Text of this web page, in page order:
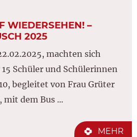
WIEDERSEHEN! –
2025
machten sich
Schüler und Schülerinnen
begleitet von Frau Grüter
mit dem Bus ...
MEHR